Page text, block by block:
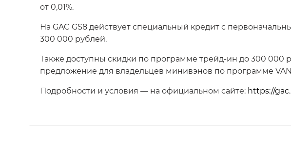
от 0,01%.
На GAC GS8 действует специальный кредит с
300 000 рублей.
Также доступны скидки по программе трейд-ин до 300 000
предложение для владельцев минивэнов по программе
Подробности и условия — на официальном сайте: https://